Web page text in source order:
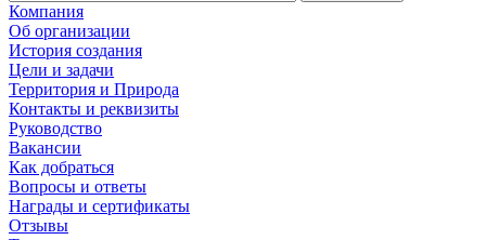
Компания
Об организации
История создания
Цели и задачи
Территория и Природа
Контакты и реквизиты
Руководство
Вакансии
Как добраться
Вопросы и ответы
Награды и сертификаты
Отзывы